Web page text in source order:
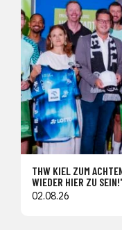
THW KIEL ZUM
WIEDER HIER ZU
02.08.26